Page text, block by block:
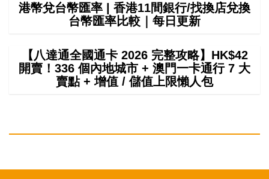
港幣兌台幣匯率 | 香港11間銀行/找換店兌換
台幣匯率比較｜每日更新
【八達通全國通卡 2026 完整攻略】HK$42
開賣！336 個內地城市 + 澳門一卡通行 7 大
賣點 + 增值 / 儲值上限懶人包